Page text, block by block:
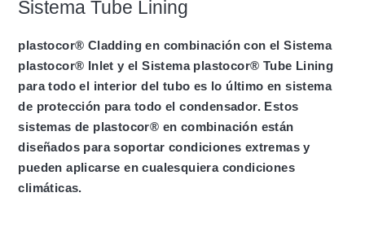
Sistema Tube Lining
plastocor® Cladding en combinación con el Sistema
plastocor® Inlet y el Sistema plastocor® Tube Lining
para todo el interior del tubo es lo último en sistema
de protección para todo el condensador. Estos
sistemas de plastocor® en combinación están
diseñados para soportar condiciones extremas y
pueden aplicarse en cualesquiera condiciones
climáticas.